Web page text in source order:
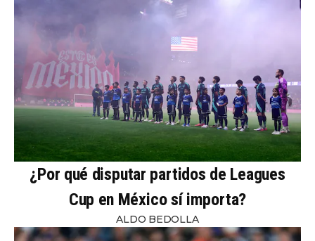
¿Por qué disputar partidos de Leagues
Cup en México sí importa?
ALDO BEDOLLA